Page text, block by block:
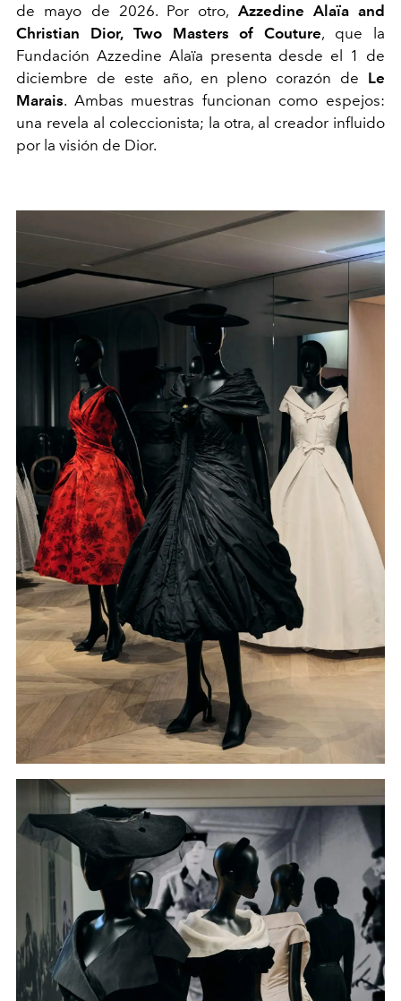
de mayo de 2026. Por otro, Azzedine Alaïa and
Christian Dior, Two Masters of Couture, que la
Fundación Azzedine Alaïa presenta desde el 1 de
diciembre de este año, en pleno corazón de Le
Marais. Ambas muestras funcionan como espejos:
una revela al coleccionista; la otra, al creador influido
por la visión de Dior.